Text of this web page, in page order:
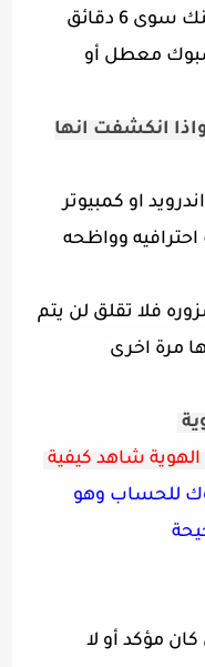
هوية بكل سهولة تامه لاتحتاج منك سوى 6 دقائق
معطل أو
او كمبيوتر
وواظحه
فلا تقلق لن يتم
مرة اخرى
شاهد كيفية
للحساب وهو